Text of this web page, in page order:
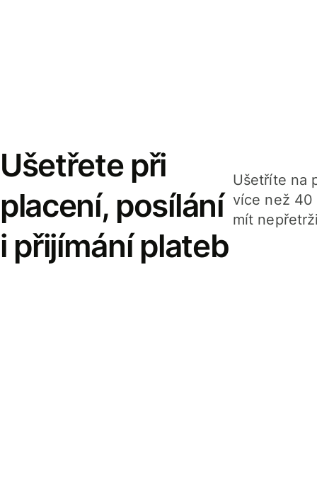
Ušetřete při
placení, posílání
i přijímání plateb
Ušetříte na
více než 40
mít